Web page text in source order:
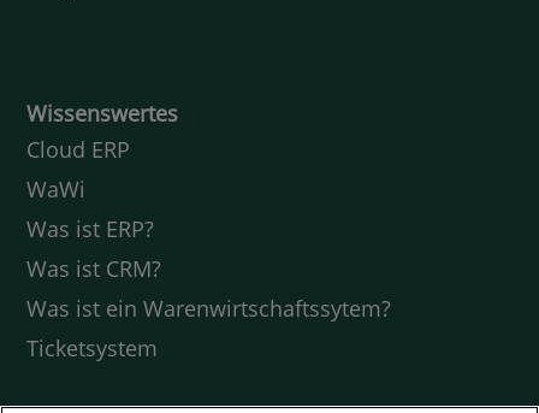
Wissenswertes
Cloud ERP
WaWi
Was ist ERP?
Was ist CRM?
Was ist ein Warenwirtschaftssytem?
Ticketsystem